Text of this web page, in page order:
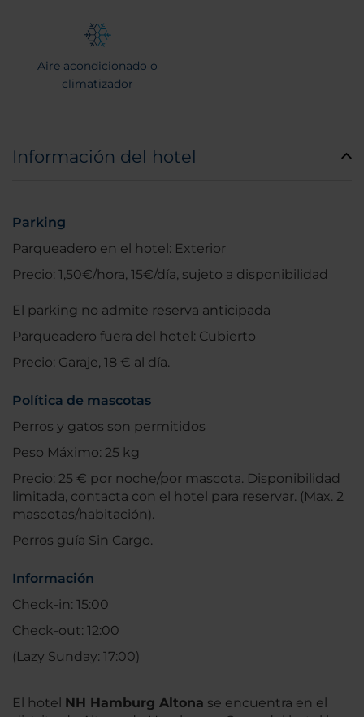
Aire acondicionado o
climatizador
Información del hotel
Parking
Parqueadero en el hotel: Exterior
Precio: 1,50€/hora, 15€/día, sujeto a disponibilidad
El parking no admite reserva anticipada
Parqueadero fuera del hotel: Cubierto
Precio: Garaje, 18 € al día.
Política de mascotas
Perros y gatos son permitidos
Peso Máximo: 25 kg
Precio: 25 € por noche/por mascota. Disponibilidad
limitada, contacta con el hotel para reservar. (Max. 2
mascotas/habitación).
Perros guía Sin Cargo.
Información
Check-in: 15:00
Check-out: 12:00
(Lazy Sunday: 17:00)
El hotel NH Hamburg Altona se encuentra en el